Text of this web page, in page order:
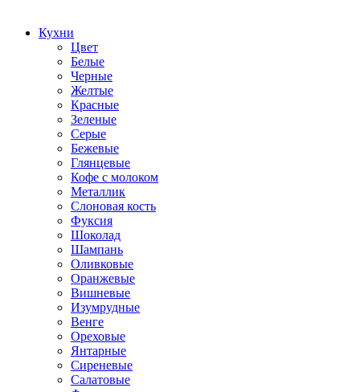
Кухни
Цвет
Белые
Черные
Желтые
Красные
Зеленые
Серые
Бежевые
Глянцевые
Кофе с молоком
Металлик
Слоновая кость
Фуксия
Шоколад
Шампань
Оливковые
Оранжевые
Вишневые
Изумрудные
Венге
Ореховые
Янтарные
Сиреневые
Салатовые